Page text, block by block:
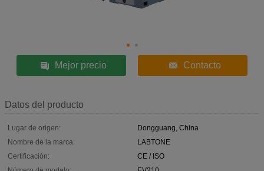
Mejor precio Contacto
Datos del producto
Lugar de origen:
Dongguang, China
Nombre de la marca:
LABTONE
Certificación:
CE / ISO